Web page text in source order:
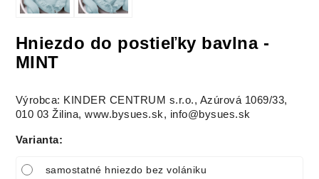
Hniezdo do postieľky bavlna -
MINT
Výrobca: KINDER CENTRUM s.r.o., Azúrová 1069/33,
010 03 Žilina, www.bysues.sk, info@bysues.sk
Varianta:
samostatné hniezdo bez volániku